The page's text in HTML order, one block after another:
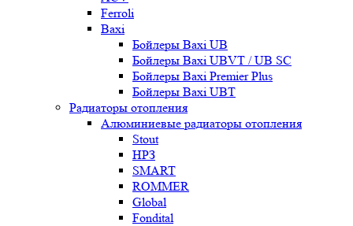
Ferroli
Baxi
Бойлеры Baxi UB
Бойлеры Baxi UBVT / UB SC
Бойлеры Baxi Premier Plus
Бойлеры Baxi UBT
Радиаторы отопления
Алюминиевые радиаторы отопления
Stout
НРЗ
SMART
ROMMER
Global
Fondital